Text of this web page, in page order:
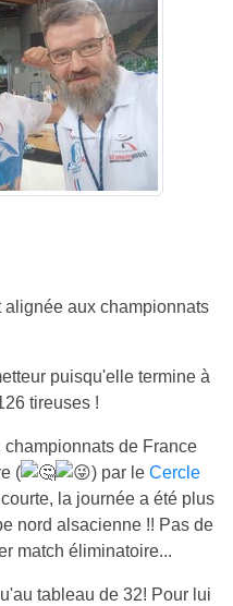
alignée aux championnats
puisqu'elle termine à
tireuses !
de France
(
) par le Cercle
la journée a été plus
nord alsacienne !! Pas de
match éliminatoire...
tableau de 32! Pour lui